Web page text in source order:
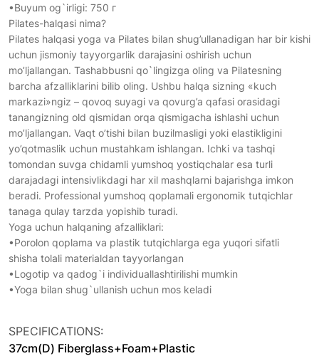
•Buyum og`irligi: 750 г
Pilates-halqasi nima?
Pilates halqasi yoga va Pilates bilan shug’ullanadigan har bir kishi
uchun jismoniy tayyorgarlik darajasini oshirish uchun
mo’ljallangan. Tashabbusni qo`lingizga oling va Pilatesning
barcha afzalliklarini bilib oling. Ushbu halqa sizning «kuch
markazi»ngiz – qovoq suyagi va qovurg’a qafasi orasidagi
tanangizning old qismidan orqa qismigacha ishlashi uchun
mo’ljallangan. Vaqt o’tishi bilan buzilmasligi yoki elastikligini
yo’qotmaslik uchun mustahkam ishlangan. Ichki va tashqi
tomondan suvga chidamli yumshoq yostiqchalar esa turli
darajadagi intensivlikdagi har xil mashqlarni bajarishga imkon
beradi. Professional yumshoq qoplamali ergonomik tutqichlar
tanaga qulay tarzda yopishib turadi.
Yoga uchun halqaning afzalliklari:
•Porolon qoplama va plastik tutqichlarga ega yuqori sifatli
shisha tolali materialdan tayyorlangan
•Logotip va qadog`i individuallashtirilishi mumkin
•Yoga bilan shug`ullanish uchun mos keladi
SPECIFICATIONS:
37cm(D) Fiberglass+Foam+Plastic